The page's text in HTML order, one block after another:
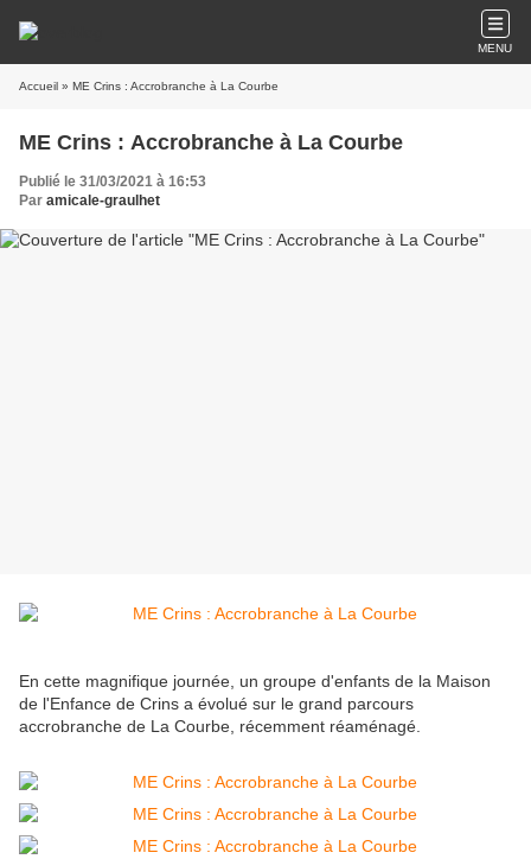
MENU
Accueil » ME Crins : Accrobranche à La Courbe
ME Crins : Accrobranche à La Courbe
Publié le 31/03/2021 à 16:53
Par amicale-graulhet
En cette magnifique journée, un groupe d'enfants de la Maison
de l'Enfance de Crins a évolué sur le grand parcours
accrobranche de La Courbe, récemment réaménagé.